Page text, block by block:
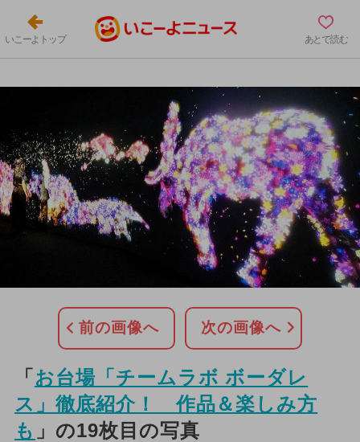
いこーよトップ あとで読む
前の画像へ 次の画像へ
「 お台場「チームラボ ボーダレ
ス」徹底紹介！ 作品＆楽しみ方
も 」の19枚目の写真